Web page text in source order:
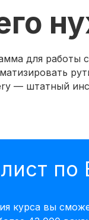
для работы
— штатный
по
курса вы